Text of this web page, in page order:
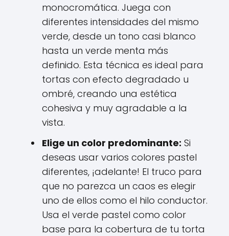
monocromática. Juega con
diferentes intensidades del mismo
verde, desde un tono casi blanco
hasta un verde menta más
definido. Esta técnica es ideal para
tortas con efecto degradado u
ombré, creando una estética
cohesiva y muy agradable a la
vista.
Elige un color predominante: Si
deseas usar varios colores pastel
diferentes, ¡adelante! El truco para
que no parezca un caos es elegir
uno de ellos como el hilo conductor.
Usa el verde pastel como color
base para la cobertura de tu torta